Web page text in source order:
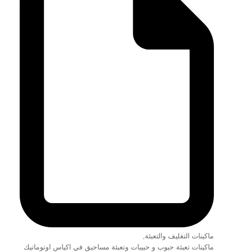
ماكينات التغليف والتعبئة,
ماكينات تعبئة حبوب و حبيبات وتعبئة مساحيق في اكياس اوتوماتيك